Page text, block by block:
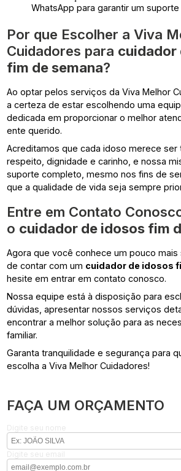
WhatsApp para garantir um
Por que Escolher a Viva
Cuidadores para cuidador
fim de semana?
Ao optar pelos serviços da Viva Melhor
a certeza de estar escolhendo uma
dedicada em proporcionar o melhor
ente querido.
Acreditamos que cada idoso merece ser
respeito, dignidade e carinho, e nossa
suporte completo, mesmo nos fins de
que a qualidade de vida seja sempre
Entre em Contato
o cuidador de idosos fim
Agora que você conhece um pouco
de contar com um cuidador de idosos
hesite em entrar em contato conosco.
Nossa equipe está à disposição para
dúvidas, apresentar nossos serviços
encontrar a melhor solução para as
familiar.
Garanta tranquilidade e segurança para
escolha a Viva Melhor Cuidadores!
FAÇA UM ORÇAMENTO